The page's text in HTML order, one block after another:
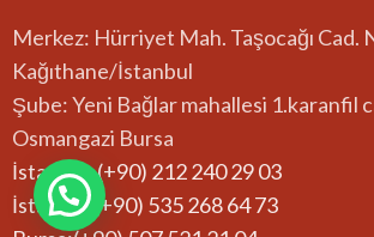
Merkez: Hürriyet Mah. Taşocağı Cad.
Kağıthane/İstanbul
Şube: Yeni Bağlar mahallesi 1.karanfil
Osmangazi Bursa
İstanbul: (+90) 212 240 29 03
İstanbul:(+90) 535 268 64 73